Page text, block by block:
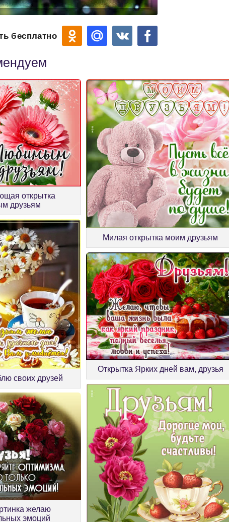
бесплатно
открытка
друзьям
Милая открытка моим друзьям
своих друзей
Открытка Ярких дней вам, друзья
желаю
эмоций